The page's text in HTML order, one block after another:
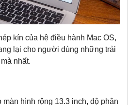
kín của hệ điều hành Mac OS,
lại cho người dùng những trải
nhất.
màn hình rộng 13.3 inch, độ phân